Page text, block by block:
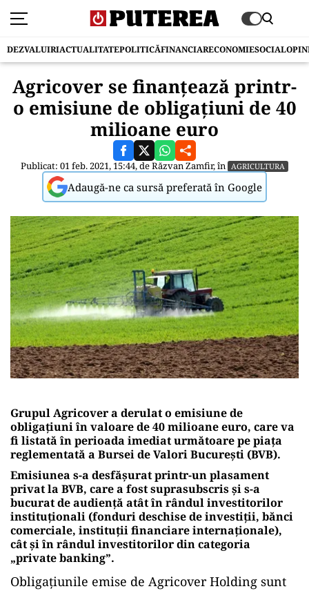
DEZVALUIRIACTUALITATEPOLITICĂFINANCIARECONOMIESOCIAL
Agricover se finanțează printr-
o emisiune de obligațiuni de 40
milioane euro
Publicat: 01 feb. 2021, 15:44, deRăzvan Zamfir, în AGRICULTURA
Adaugă-ne ca sursă preferată în Google
Grupul Agricover a derulat o emisiune de
obligațiuni în valoare de 40 milioane euro, care va
fi listată în perioada imediat următoare pe piața
reglementată a Bursei de Valori București (BVB).
Emisiunea s-a desfășurat printr-un plasament
privat la BVB, care a fost suprasubscris și s-a
bucurat de audiență atât în rândul investitorilor
instituționali (fonduri deschise de investiții, bănci
comerciale, instituții financiare internaționale),
cât și în rândul investitorilor din categoria
„private banking”.
Obligaţiunile emise de Agricover Holding sunt